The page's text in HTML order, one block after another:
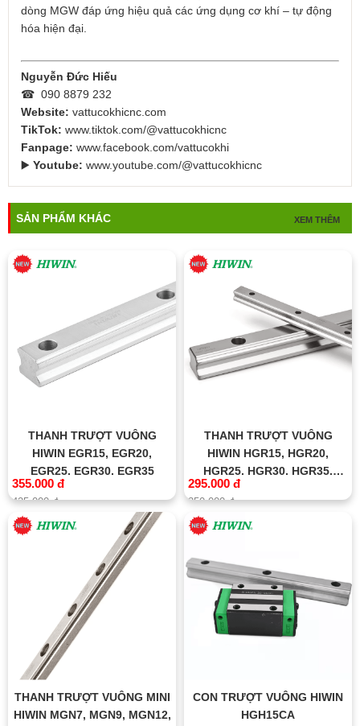
dòng MGW đáp ứng hiệu quả các ứng dụng cơ khí – tự động
hóa hiện đại.
Nguyễn Đức Hiếu
☎ 090 8879 232
Website: vattucokhicnc.com
TikTok: www.tiktok.com/@vattucokhicnc
Fanpage: www.facebook.com/vattucokhi
▶️ Youtube: www.youtube.com/@vattucokhicnc
SẢN PHẨM KHÁC XEM THÊM
THANH TRƯỢT VUÔNG
HIWIN EGR15, EGR20,
EGR25, EGR30, EGR35
355.000 đ
425.000 đ
THANH TRƯỢT VUÔNG
HIWIN HGR15, HGR20,
HGR25, HGR30, HGR35,
HGR45, HGR55, HGR65
295.000 đ
350.000 đ
THANH TRƯỢT VUÔNG MINI
HIWIN MGN7, MGN9, MGN12,
CON TRƯỢT VUÔNG HIWIN
HGH15CA